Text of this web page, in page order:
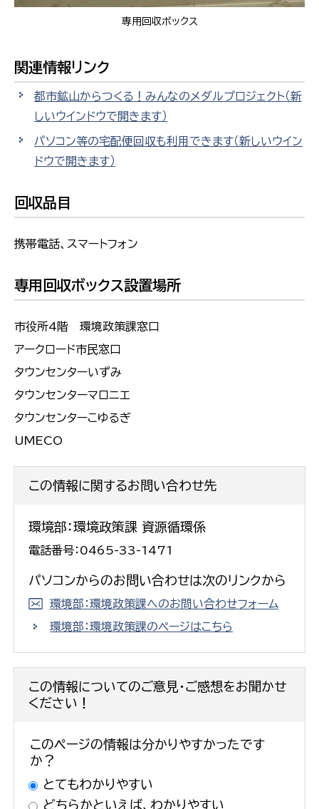
専用回収ボックス
関連情報リンク
都市鉱山からつくる！みんなのメダルプロジェクト（新
しいウインドウで開きます）
パソコン等の宅配便回収も利用できます（新しいウイン
ドウで開きます）
回収品目
携帯電話、スマートフォン
専用回収ボックス設置場所
市役所4階 環境政策課窓口
アークロード市民窓口
タウンセンターいずみ
タウンセンターマロニエ
タウンセンターこゆるぎ
UMECO
この情報に関するお問い合わせ先
環境部：環境政策課 資源循環係
電話番号：0465-33-1471
パソコンからのお問い合わせは次のリンクから
環境部：環境政策課へのお問い合わせフォーム
環境部：環境政策課のページはこちら
この情報についてのご意見・ご感想をお聞かせ
ください！
このページの情報は分かりやすかったです
か？
とてもわかりやすい
どちらかといえば、わかりやすい